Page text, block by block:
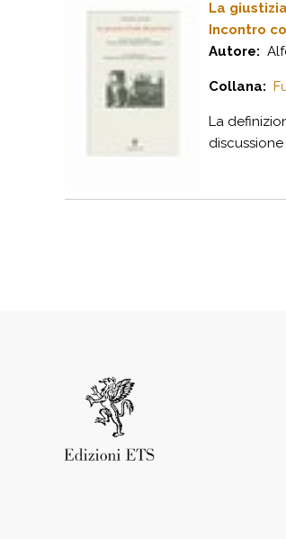
La
Incontro
Autore:
Collana:
La